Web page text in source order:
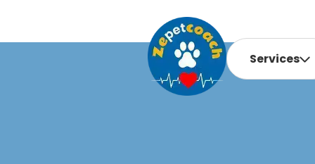
Services